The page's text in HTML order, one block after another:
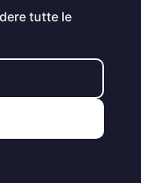
tutte le